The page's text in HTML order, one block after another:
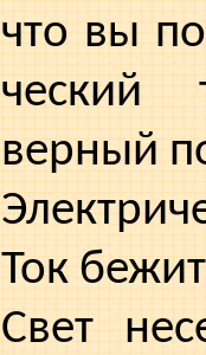
что вы
верный
Ток
Свет